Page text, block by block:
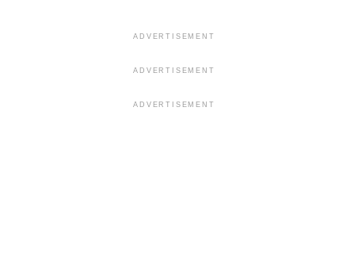
ADVERTISEMENT
ADVERTISEMENT
ADVERTISEMENT